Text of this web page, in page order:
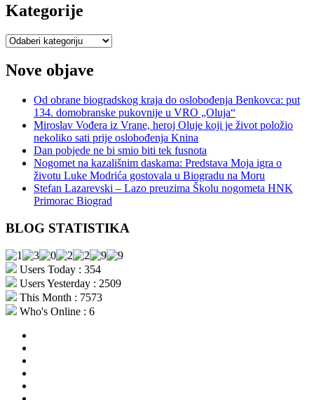
Kategorije
Kategorije
Nove objave
Od obrane biogradskog kraja do oslobođenja Benkovca: put
134. domobranske pukovnije u VRO „Oluja“
Miroslav Vođera iz Vrane, heroj Oluje koji je život položio
nekoliko sati prije oslobođenja Knina
Dan pobjede ne bi smio biti tek fusnota
Nogomet na kazališnim daskama: Predstava Moja igra o
životu Luke Modrića gostovala u Biogradu na Moru
Stefan Lazarevski – Lazo preuzima Školu nogometa HNK
Primorac Biograd
BLOG STATISTIKA
Users Today : 354
Users Yesterday : 2509
This Month : 7573
Who's Online : 6